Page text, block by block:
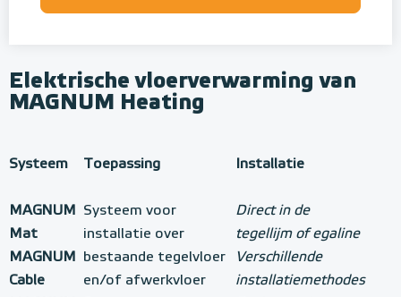
Elektrische vloerverwarming van
MAGNUM Heating
Systeem Toepassing Installatie
MAGNUM
Mat
MAGNUM
Cable
Systeem voor
installatie over
bestaande tegelvloer
en/of afwerkvloer
Direct in de
tegellijm of egaline
Verschillende
installatiemethodes